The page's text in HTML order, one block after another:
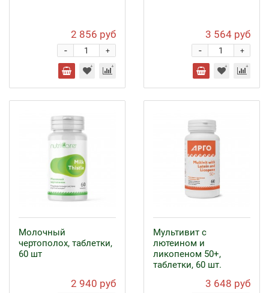
2 856 руб
+
-
3 564 руб
+
-
Молочный
чертополох, таблетки,
60 шт
2 940 руб
Мультивит с
лютеином и
ликопеном 50+,
таблетки, 60 шт.
3 648 руб